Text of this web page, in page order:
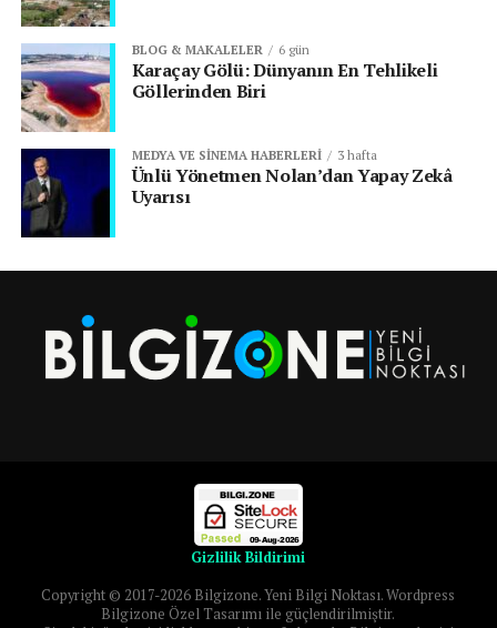
BLOG & MAKALELER 6 gün
Karaçay Gölü: Dünyanın En Tehlikeli
Göllerinden Biri
MEDYA VE SINEMA HABERLERI 3 hafta
Ünlü Yönetmen Nolan’dan Yapay Zekâ
Uyarısı
Gizlilik Bildirimi
Copyright © 2017-2026 Bilgizone. Yeni Bilgi Noktası. Wordpress
Bilgizone Özel Tasarımı ile güçlendirilmiştir.